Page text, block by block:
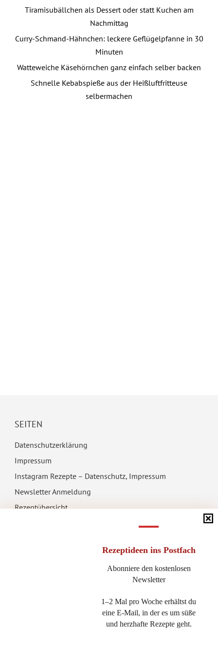
Rezeptideen ins Postfach
Abonniere den kostenlosen
Newsletter
1–2 Mal pro Woche erhältst du
eine E-Mail, in der es um süße
und herzhafte Rezepte geht.
Tiramisubällchen als Dessert oder statt Kuchen am
Nachmittag
Curry-Schmand-Hähnchen: leckere Geflügelpfanne in 30
Minuten
Watteweiche Käsehörnchen ganz einfach selber backen
Schnelle Kebabspieße aus der Heißluftfritteuse
selbermachen
SEITEN
Datenschutzerklärung
Impressum
Instagram Rezepte – Datenschutz, Impressum
Newsletter Anmeldung
Rezeptübersicht
AUF MEINEN SEITEN BEFINDET SICH WERBUNG
Als Amazon-Partner verdiene ich an qualifizierten Käufen. Das
bedeutet, dass ich eine kleine Provision bekomme, wenn du ein
Produkt auf Amazon kaufst, auf das du per Klick über diese Seite